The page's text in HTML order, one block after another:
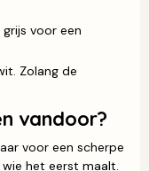
voor een
Zolang de
vandoor?
voor een scherpe
het eerst maalt.